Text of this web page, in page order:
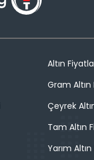
Altın
Gram Altın
Çeyrek
Tam Altın
Yarım Altın